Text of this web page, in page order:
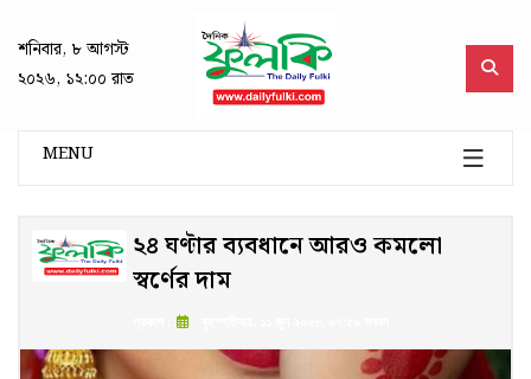
শনিবার, ৮ আগস্ট
২০২৬, ১২:০০ রাত
MENU
২৪ ঘণ্টার ব্যবধানে আরও কমলো
স্বর্ণের দাম